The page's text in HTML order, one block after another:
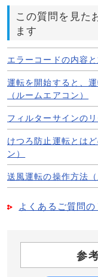
この質問を見た
ます
エラーコードの内容
運転を開始すると、
（ルームエアコン）
フィルターサインの
けつろ防止運転とは
ン）
送風運転の操作方法（
よくあるご質問
参